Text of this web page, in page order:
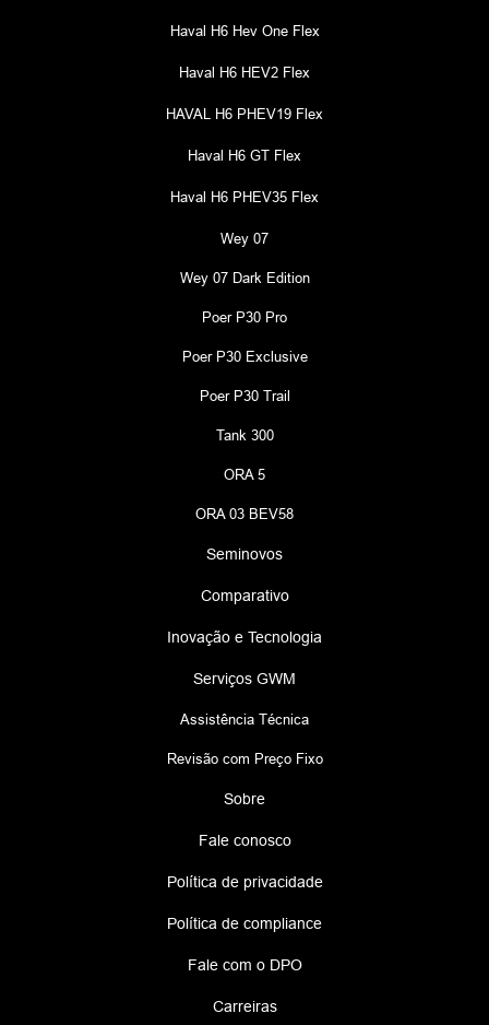
Haval H6 Hev One Flex
Haval H6 HEV2 Flex
HAVAL H6 PHEV19 Flex
Haval H6 GT Flex
Haval H6 PHEV35 Flex
Wey 07
Wey 07 Dark Edition
Poer P30 Pro
Poer P30 Exclusive
Poer P30 Trail
Tank 300
ORA 5
ORA 03 BEV58
Seminovos
Comparativo
Inovação e Tecnologia
Serviços GWM
Assistência Técnica
Revisão com Preço Fixo
Sobre
Fale conosco
Política de privacidade
Política de compliance
Fale com o DPO
Carreiras